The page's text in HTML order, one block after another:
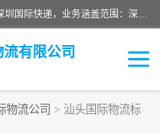
深圳市鑫飞速国际物流有限公司是一家从事深圳国际快递，业务涵盖范围：深圳DHL国际快递、深圳国际快递公司、深圳国际物流公司、深圳国际快递、深圳DHL国际快递电话可拨打全国服务热线：15019287411。欢迎各位亲来人来电到我司洽谈合作。
有限公司
物流公司 > 汕头国际物流标